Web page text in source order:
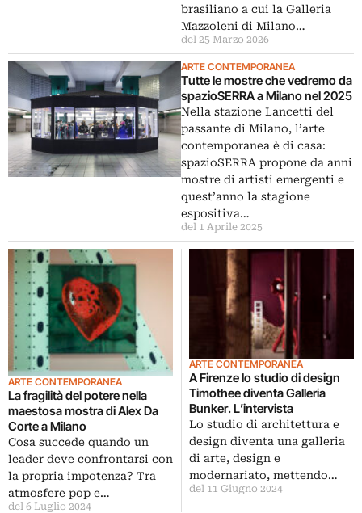
brasiliano a cui la Galleria
Mazzoleni di Milano…
del 25 Marzo 2026
ARTE CONTEMPORANEA
Tutte le mostre che vedremo da
spazioSERRA a Milano nel 2025
Nella stazione Lancetti del
passante di Milano, l’arte
contemporanea è di casa:
spazioSERRA propone da anni
mostre di artisti emergenti e
quest’anno la stagione
espositiva…
del 1 Aprile 2025
ARTE CONTEMPORANEA
La fragilità del potere nella
maestosa mostra di Alex Da
Corte a Milano
Cosa succede quando un
leader deve confrontarsi con
la propria impotenza? Tra
atmosfere pop e…
del 6 Luglio 2024
ARTE CONTEMPORANEA
A Firenze lo studio di design
Timothee diventa Galleria
Bunker. L’intervista
Lo studio di architettura e
design diventa una galleria
di arte, design e
modernariato, mettendo…
del 11 Giugno 2024